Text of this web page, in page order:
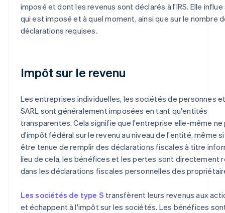
imposé et dont les revenus sont déclarés à l'IRS. Elle influe
qui est imposé et à quel moment, ainsi que sur le nombre
déclarations requises.
Impôt sur le revenu
Les entreprises individuelles, les sociétés de personnes
SARL sont généralement imposées en tant qu'entités
transparentes. Cela signifie que l'entreprise elle-même ne
d'impôt fédéral sur le revenu au niveau de l'entité, même
être tenue de remplir des déclarations fiscales à titre
lieu de cela, les bénéfices et les pertes sont directement
dans les déclarations fiscales personnelles des
Les sociétés de type S transfèrent leurs revenus aux
et échappent à l'impôt sur les sociétés. Les bénéfices